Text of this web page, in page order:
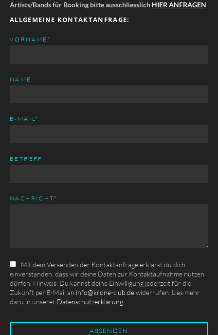
Artists/Bands für Booking bitte ausschliesslich HIER ANFRAGEN
ALLGEMEINE KONTAKTANFRAGE:
PFLICHTFELD
VORNAME *
NAME
PFLICHTFELD
E-MAIL*
BETREFF
PFLICHTFELD
NACHRICHT *
Mit dem Versenden der Kontaktanfrage erklärst du dich
einverstanden, dass wir deine Daten zur Kontaktaufnahme nutzen
dürfen. Hinweis: Du kannst deine Einwilligung jederzeit für die
Zukunft per E-Mail an info@krone-club.dewiderrufen. Lies mehr
dazu in unserer Datenschutzerklärung
ABSENDEN